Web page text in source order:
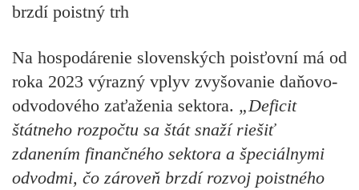
brzdí poistný trh
Na hospodárenie slovenských poisťovní má od
roka 2023 výrazný vplyv zvyšovanie daňovo-
odvodového zaťaženia sektora. „Deficit
štátneho rozpočtu sa štát snaží riešiť
zdanením finančného sektora a špeciálnymi
odvodmi, čo zároveň brzdí rozvoj poistného